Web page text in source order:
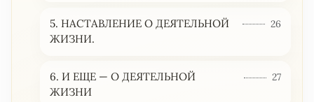
5. НАСТАВЛЕНИЕ О ДЕЯТЕЛЬНОЙ
ЖИЗНИ.
26
6. И ЕЩЕ — О ДЕЯТЕЛЬНОЙ
ЖИЗНИ
27